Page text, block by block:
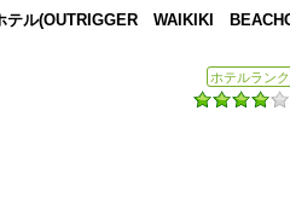
ル(OUTRIGGER WAIKIKI
ホテルランク